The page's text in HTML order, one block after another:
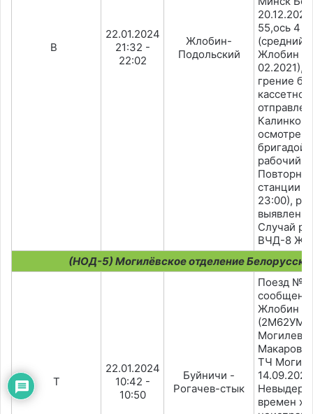
B
22.01.2024
21:32 -
22:02
Жлобин-
Подольский
55,ось 4
(средний
Жлобин
02.2021),
грение
осмотре
бригадой
рабочий
Повторно
станции
23:00),
выявлен
Случай
ВЧД-8
(НОД-5) Могилёвское отделение
T
22.01.2024
10:42 -
10:50
Буйничи -
Рогачев-стык
Поезд
Жлобин
Могилев,
Макаров,
ТЧ
времен